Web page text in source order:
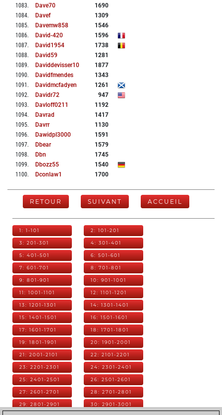
1083. Dave70
1690
1084. Davef
1309
1085. Davemw858
1546
1086. David-420
1596
1087. David1954
1738
1088. David59
1281
1089. Daviddevisser10
1877
1090. Davidfmendes
1343
1091 . Davidmcfadyen
1261
1092. Davidr72
947
1093. Davloff0211
1192
1094. Davrad
1417
1095. Davrr
1130
1096. Dawidpl3000
1591
1097. Dbear
1579
1098. Dbn
1745
1099. Dbozz55
1540
1100. Dconlaw1 1700
RETOUR SUIVANT ACCUEIL
1: 1-101 2: 101-201
3: 201-301 4: 301-401
5: 401-501 6: 501-601
7: 601-701 8: 701-801
9: 801-901 10: 901-1001
11: 1001-1101 12: 1101-1201
13: 1201-1301 14: 1301-1401
15: 1401-1501 16: 1501-1601
17: 1601-1701 18: 1701-1801
19: 1801-1901 20: 1901-2001
21: 2001-2101 22: 2101-2201
23: 2201-2301 24: 2301-2401
25: 2401-2501 26: 2501-2601
27: 2601-2701 28: 2701-2801
29: 2801-2901 30: 2901-3001